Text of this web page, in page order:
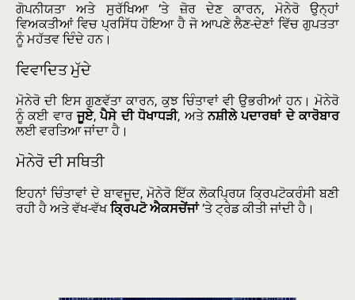
ਗੋਪਨੀਯਤਾ ਅਤੇ ਸੁਰੱਖਿਆ ‘ਤੇ ਜ਼ੋਰ ਦੇਣ ਕਾਰਨ, ਮੋਨੇਰੋ ਉਨ੍ਹਾਂ
ਵਿਅਕਤੀਆਂ ਵਿਚ ਪ੍ਰਸਿੱਧ ਹੋਇਆ ਹੈ ਜੋ ਆਪਣੇ ਲੈਣ-ਦੇਣਾਂ ਵਿੱਚ ਗੁਪਤਤਾ
ਨੂੰ ਮਹੱਤਵ ਦਿੰਦੇ ਹਨ।
ਵਿਵਾਦਿਤ ਮੁੱਦੇ
ਮੋਨੇਰੋ ਦੀ ਇਸ ਗੁਣਵੱਤਾ ਕਾਰਨ, ਕੁਝ ਚਿੰਤਾਵਾਂ ਵੀ ਉਭਰੀਆਂ ਹਨ। ਮੋਨੇਰੋ
ਨੂੰ ਕਈ ਵਾਰਜੂਏ,ਪੈਸੇ ਦੀ ਧੋਖਾਧੜੀ, ਅਤੇਨਸ਼ੀਲੇ ਪਦਾਰਥਾਂ ਦੇ ਕਾਰੋਬਾਰ
ਲਈ ਵਰਤਿਆ ਜਾਂਦਾ ਹੈ।
ਮੋਨੇਰੋ ਦੀ ਸਥਿਤੀ
ਇਹਨਾਂ ਚਿੰਤਾਵਾਂ ਦੇ ਬਾਵਜੂਦ, ਮੋਨੇਰੋ ਇੱਕ ਲੋਕਪ੍ਰਿਯ ਕ੍ਰਿਪਟੋਕਰੰਸੀ ਬਣੀ
ਰਹੀ ਹੈ ਅਤੇ ਵੱਖ-ਵੱਖਕ੍ਰਿਪਟੋ ਐਕਸਚੇਂਜਾਂ‘ਤੇ ਟ੍ਰੇਡ ਕੀਤੀ ਜਾਂਦੀ ਹੈ।